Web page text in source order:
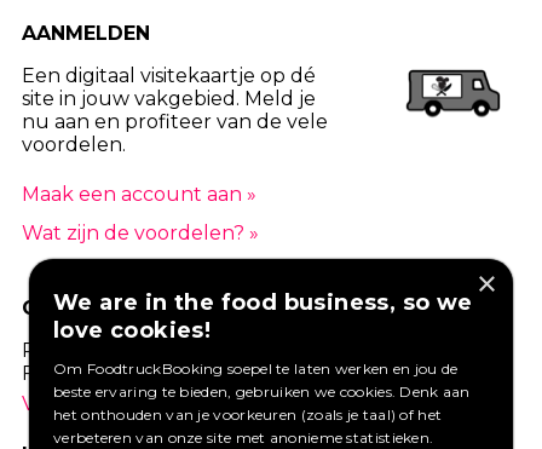
AANMELDEN
Een digitaal visitekaartje op dé
site in jouw vakgebied. Meld je
nu aan en profiteer van de vele
voordelen.
Maak een account aan »
Wat zijn de voordelen? »
GOED VERZEKERD ONDERNEMEN?
Profiteer van een aantrekkelijke premie via
Foodtruckbooking.
Vraag een offerte aan.
×
We are in the food business, so we
love cookies!
Om FoodtruckBooking soepel te laten werken en jou de
beste ervaring te bieden, gebruiken we cookies. Denk aan
het onthouden van je voorkeuren (zoals je taal) of het
verbeteren van onze site met anonieme statistieken.